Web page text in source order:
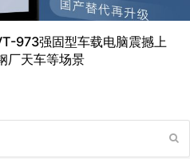
973强固型车载电脑震撼上
厂天车等场景